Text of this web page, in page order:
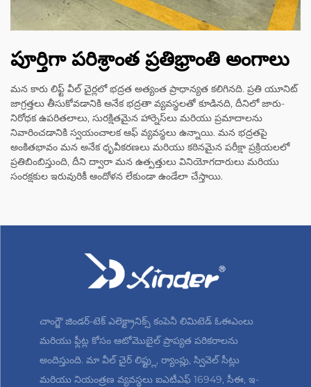
పూర్తిగా పరిశ్రాంత ప్రతిభ్రాంతి అంగాలు
మన కారు లిఫ్ట్ వీల్ చైర్లలో భద్రత అత్యంత ప్రాధాన్యత కలిగినది. ప్రతి యూనిట్
జాగ్రత్తలు తీసుకోవడానికి అనేక భద్రతా వ్యవస్థలతో కూడినది, దీనిలో జారు-
నిరోధక ఉపరితలాలు, సురక్షితమైన హార్నెస్‌లు మరియు ప్రమాదాలను
నివారించడానికి స్వయంచాలక ఆఫ్ వ్యవస్థలు ఉన్నాయి. మన భద్రతపై
అంకితభావం మన అనేక ధృవీకరణలు మరియు కఠినమైన పరీక్షా ప్రక్రియలలో
ప్రతిబింబిస్తుంది, దీని ద్వారా మన ఉత్పత్తులు వినియోగదారులు మరియు
సంరక్షకుల ఇరువురికీ ఆందోళన లేకుండా ఉండేలా చేస్తాయి.
చాంగ్జౌ జిండర్-టెక్ ఎలెక్ట్రానిక్స్ కంపెనీ లిమిటెడ్ ఓఈఎంలు
మరియు ఫ్లీట్ల కోసం ఆటోమొబైల్ ప్రాప్యత పరికరాలను
అందిస్తుంది. మా వీల్ చైర్ లిఫ్ట్లు, ర్యాంప్లు, స్వివెల్ సీట్లు
మరియు నియంత్రణ వ్యవస్థలు ఐఎటీఎఫ్ 16949, సీఈ, ఇ-